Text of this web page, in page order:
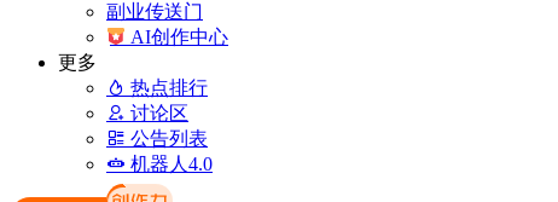
副业传送门
AI创作中心
更多
热点排行
讨论区
公告列表
机器人4.0